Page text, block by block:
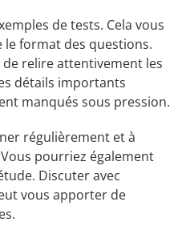
de tests. Cela vous
format des questions.
relire attentivement les
détails importants
manqués sous pression.
régulièrement et à
pourriez également
Discuter avec
vous apporter de